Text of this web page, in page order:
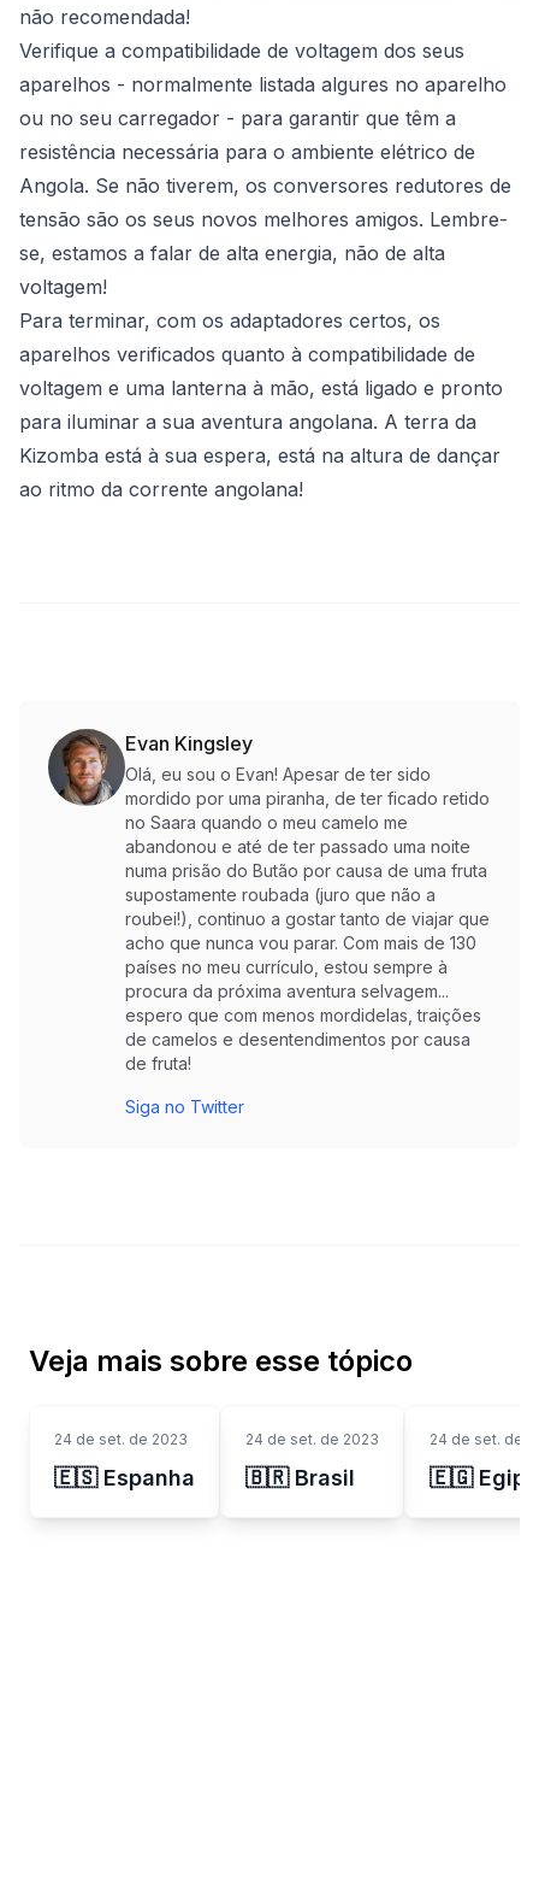
não recomendada!
Verifique a compatibilidade de voltagem dos seus
aparelhos - normalmente listada algures no aparelho
ou no seu carregador - para garantir que têm a
resistência necessária para o ambiente elétrico de
Angola. Se não tiverem, os conversores redutores de
tensão são os seus novos melhores amigos. Lembre-
se, estamos a falar de alta energia, não de alta
voltagem!
Para terminar, com os adaptadores certos, os
aparelhos verificados quanto à compatibilidade de
voltagem e uma lanterna à mão, está ligado e pronto
para iluminar a sua aventura angolana. A terra da
Kizomba está à sua espera, está na altura de dançar
ao ritmo da corrente angolana!
Evan Kingsley
Olá, eu sou o Evan! Apesar de ter sido
mordido por uma piranha, de ter ficado retido
no Saara quando o meu camelo me
abandonou e até de ter passado uma noite
numa prisão do Butão por causa de uma fruta
supostamente roubada (juro que não a
roubei!), continuo a gostar tanto de viajar que
acho que nunca vou parar. Com mais de 130
países no meu currículo, estou sempre à
procura da próxima aventura selvagem...
espero que com menos mordidelas, traições
de camelos e desentendimentos por causa
de fruta!
Siga no Twitter
Veja mais sobre esse tópico
24 de set. de 2023
🇪🇸 Espanha
24 de set. de 2023
🇧🇷 Brasil
24 de set. de
🇪🇬